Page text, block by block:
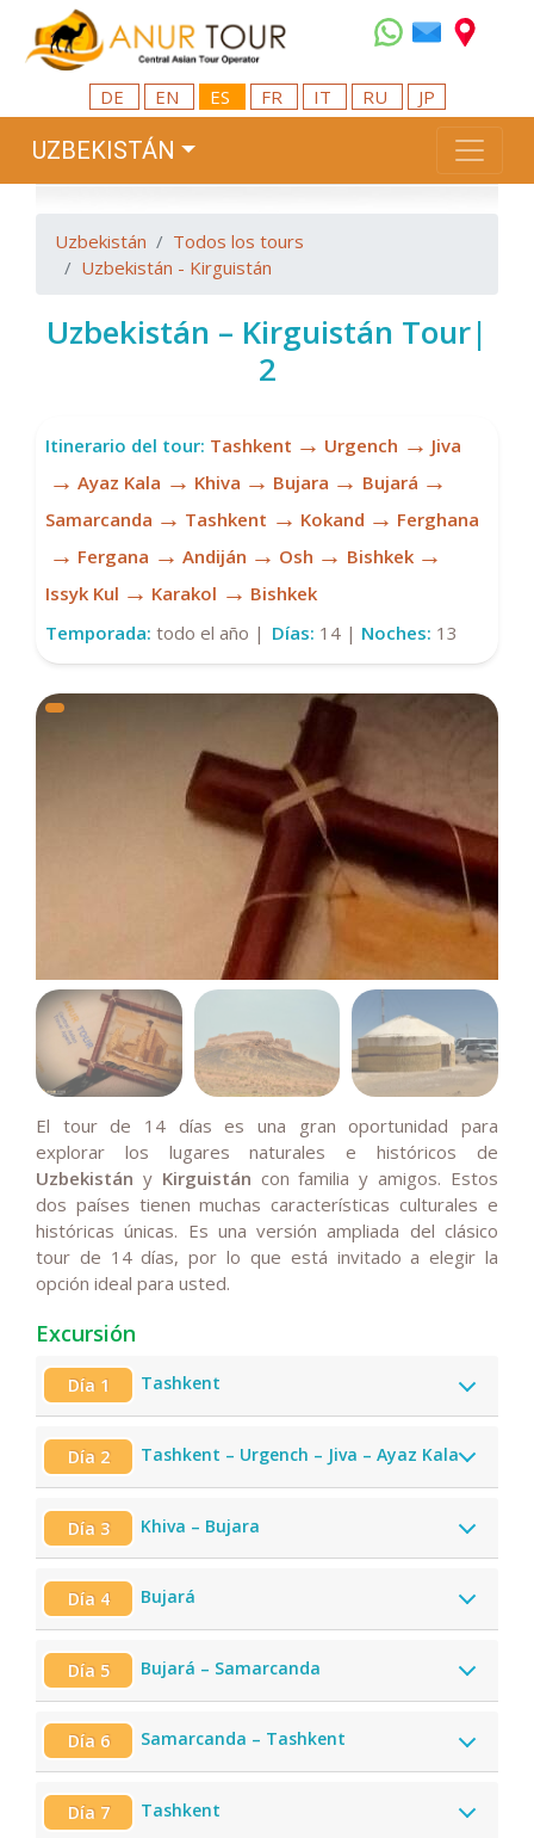
DE EN ES FR IT RU JP
UZBEKISTÁN
Uzbekistán
Todos los tours
Uzbekistán - Kirguistán
Uzbekistán – Kirguistán Tour|
2
Itinerario del tour: Tashkent → Urgench → Jiva
→ Ayaz Kala → Khiva → Bujara → Bujará →
Samarcanda → Tashkent → Kokand → Ferghana
→ Fergana → Andiján → Osh → Bishkek →
Issyk Kul → Karakol → Bishkek
Temporada: todo el año | Días: 14 | Noches: 13
El tour de 14 días es una gran oportunidad para
explorar los lugares naturales e históricos de
Uzbekistán y Kirguistán con familia y amigos. Estos
dos países tienen muchas características culturales e
históricas únicas. Es una versión ampliada del clásico
tour de 14 días, por lo que está invitado a elegir la
opción ideal para usted.
Excursión
Día 1 Tashkent
Día 2 Tashkent – Urgench – Jiva – Ayaz Kala
Día 3 Khiva – Bujara
Día 4 Bujará
Día 5 Bujará – Samarcanda
Día 6 Samarcanda – Tashkent
Día 7 Tashkent